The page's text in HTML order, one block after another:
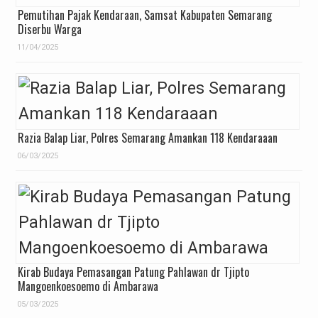
Pemutihan Pajak Kendaraan, Samsat Kabupaten Semarang
Diserbu Warga
11/04/2025
Razia Balap Liar, Polres Semarang Amankan 118 Kendaraaan
06/03/2025
Kirab Budaya Pemasangan Patung Pahlawan dr Tjipto
Mangoenkoesoemo di Ambarawa
05/03/2025